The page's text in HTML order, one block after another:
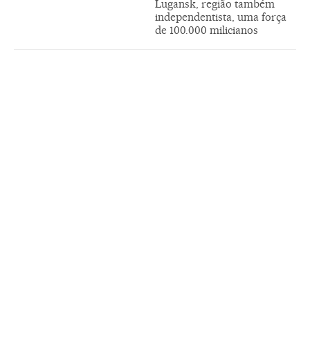
Lugansk, região também
independentista, uma força
de 100.000 milicianos